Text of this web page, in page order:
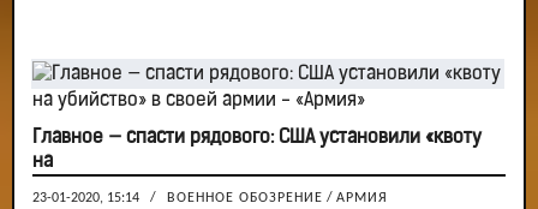
Главное — спасти рядового: США установили «квоту
на
23-01-2020, 15:14 / ВОЕННОЕ ОБОЗРЕНИЕ / АРМИЯ